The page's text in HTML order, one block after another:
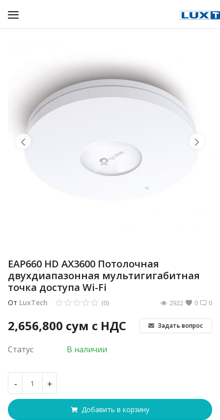
РЕШЕНИЯ ДЛЯ ДОМА
ДЛЯ БИЗНЕСА
ДЛЯ ОПЕРАТОРОВ СВЯЗИ
Прочее
EAP660 HD AX3600 Потолочная
двухдиапазонная мультигигабитная
точка доступа Wi-Fi
От LuxTech 0
(0) 0
2922
2,656,800 сум с НДС Задать вопрос
Статус В наличии
- +
Добавить в корзину